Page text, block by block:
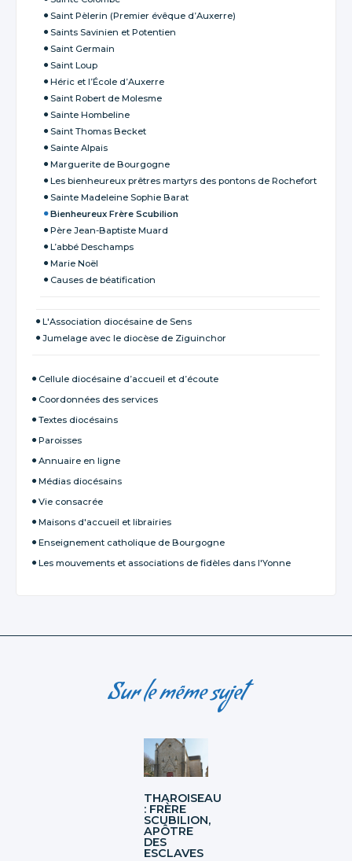
Saint Pèlerin (Premier évêque d’Auxerre)
Saints Savinien et Potentien
Saint Germain
Saint Loup
Héric et l’École d’Auxerre
Saint Robert de Molesme
Sainte Hombeline
Saint Thomas Becket
Sainte Alpais
Marguerite de Bourgogne
Les bienheureux prêtres martyrs des pontons de Rochefort
Sainte Madeleine Sophie Barat
Bienheureux Frère Scubilion
Père Jean-Baptiste Muard
L’abbé Deschamps
Marie Noël
Causes de béatification
L'Association diocésaine de Sens
Jumelage avec le diocèse de Ziguinchor
Cellule diocésaine d’accueil et d’écoute
Coordonnées des services
Textes diocésains
Paroisses
Annuaire en ligne
Médias diocésains
Vie consacrée
Maisons d'accueil et librairies
Enseignement catholique de Bourgogne
Les mouvements et associations de fidèles dans l'Yonne
Sur le même sujet
THAROISEAU
: FRÈRE
SCUBILION,
APÔTRE
DES
ESCLAVES